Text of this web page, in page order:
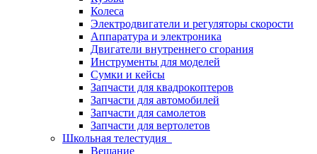
Колеса
Электродвигатели и регуляторы скорости
Аппаратура и электроника
Двигатели внутреннего сгорания
Инструменты для моделей
Сумки и кейсы
Запчасти для квадрокоптеров
Запчасти для автомобилей
Запчасти для самолетов
Запчасти для вертолетов
Школьная телестудия
Вещание